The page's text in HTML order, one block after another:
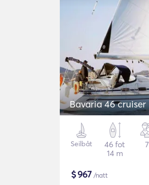
Bavaria 46 cruiser
Seilbåt
46 fot
14 m
7
$967 /natt